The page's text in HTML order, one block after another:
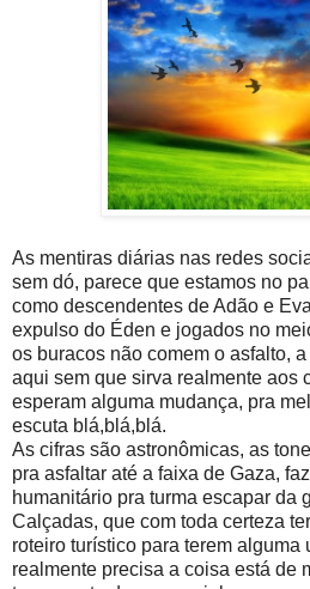
As mentiras diárias nas redes
sem dó, parece que estamos no
como descendentes de Adão e
expulso do Éden e jogados no
os buracos não comem o asfalto,
aqui sem que sirva realmente aos
esperam alguma mudança, pra
escuta blá,blá,blá.
As cifras são astronômicas, as
pra asfaltar até a faixa de Gaza,
humanitário pra turma escapar da
Calçadas, que com toda certeza
roteiro turístico para terem alguma
realmente precisa a coisa está de